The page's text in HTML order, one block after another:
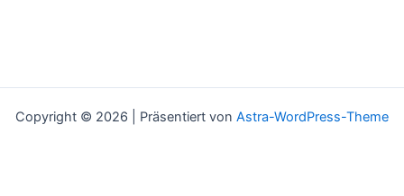
Copyright © 2026 | Präsentiert von Astra-WordPress-Theme